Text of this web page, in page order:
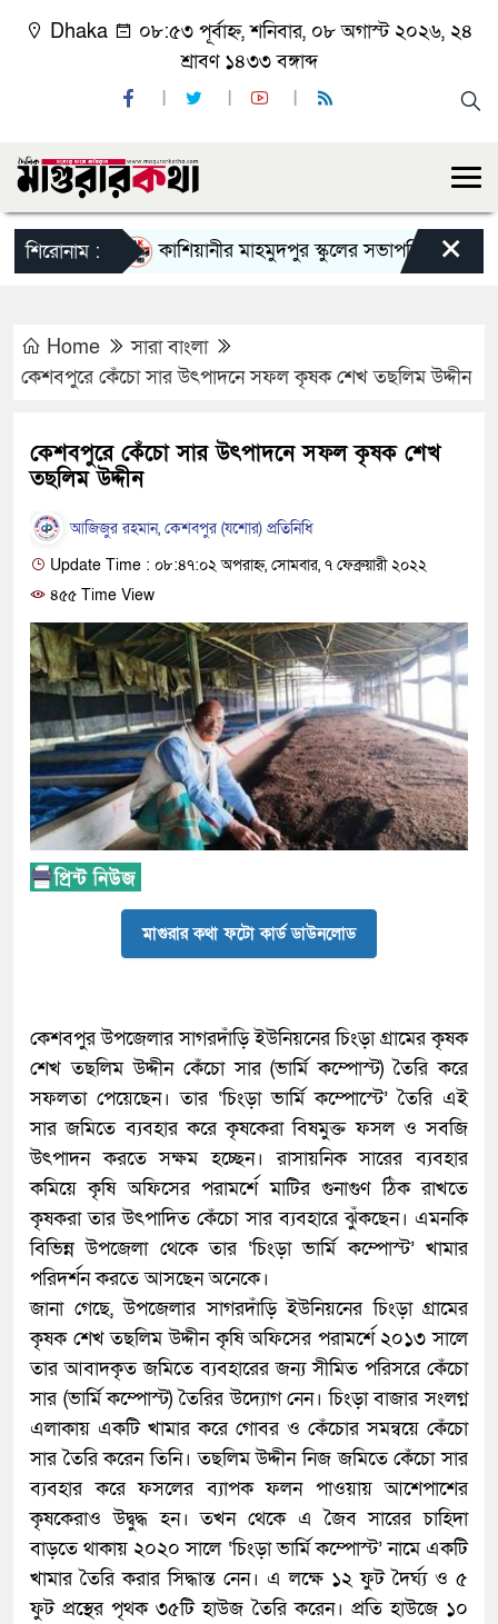
Dhaka
০৮:৫৩ পূর্বাহ্ন, শনিবার, ০৮ অগাস্ট ২০২৬, ২৪
শ্রাবণ ১৪৩৩ বঙ্গাব্দ
শিরোনাম : কাশিয়ানীর মাহমুদপুর স্কুলের সভাপতি হলেন গোবিন্দ
×
Home
সারা বাংলা
কেশবপুরে কেঁচো সার উৎপাদনে সফল কৃষক শেখ তছলিম উদ্দীন
কেশবপুরে কেঁচো সার উৎপাদনে সফল কৃষক শেখ
তছলিম উদ্দীন
আজিজুর রহমান, কেশবপুর (যশোর) প্রতিনিধি
Update Time : ০৮:৪৭:০২ অপরাহ্ন, সোমবার, ৭ ফেব্রুয়ারী ২০২২
৪৫৫ Time View
মাগুরার কথা ফটো কার্ড ডাউনলোড
কেশবপুর উপজেলার সাগরদাঁড়ি ইউনিয়নের চিংড়া গ্রামের কৃষক
শেখ তছলিম উদ্দীন কেঁচো সার (ভার্মি কম্পোস্ট) তৈরি করে
সফলতা পেয়েছেন। তার ‘চিংড়া ভার্মি কম্পোস্টে’ তৈরি এই
সার জমিতে ব্যবহার করে কৃষকেরা বিষমুক্ত ফসল ও সবজি
উৎপাদন করতে সক্ষম হচ্ছেন। রাসায়নিক সারের ব্যবহার
কমিয়ে কৃষি অফিসের পরামর্শে মাটির গুনাগুণ ঠিক রাখতে
কৃষকরা তার উৎপাদিত কেঁচো সার ব্যবহারে ঝুঁকছেন। এমনকি
বিভিন্ন উপজেলা থেকে তার ‘চিংড়া ভার্মি কম্পোস্ট’ খামার
পরিদর্শন করতে আসছেন অনেকে।
জানা গেছে, উপজেলার সাগরদাঁড়ি ইউনিয়নের চিংড়া গ্রামের
কৃষক শেখ তছলিম উদ্দীন কৃষি অফিসের পরামর্শে ২০১৩ সালে
তার আবাদকৃত জমিতে ব্যবহারের জন্য সীমিত পরিসরে কেঁচো
সার (ভার্মি কম্পোস্ট) তৈরির উদ্যোগ নেন। চিংড়া বাজার সংলগ্ন
এলাকায় একটি খামার করে গোবর ও কেঁচোর সমন্বয়ে কেঁচো
সার তৈরি করেন তিনি। তছলিম উদ্দীন নিজ জমিতে কেঁচো সার
ব্যবহার করে ফসলের ব্যাপক ফলন পাওয়ায় আশেপাশের
কৃষকেরাও উদ্বুদ্ধ হন। তখন থেকে এ জৈব সারের চাহিদা
বাড়তে থাকায় ২০২০ সালে ‘চিংড়া ভার্মি কম্পোস্ট’ নামে একটি
খামার তৈরি করার সিদ্ধান্ত নেন। এ লক্ষে ১২ ফুট দৈর্ঘ্য ও ৫
ফুট প্রস্থের পৃথক ৩৫টি হাউজ তৈরি করেন। প্রতি হাউজে ১০